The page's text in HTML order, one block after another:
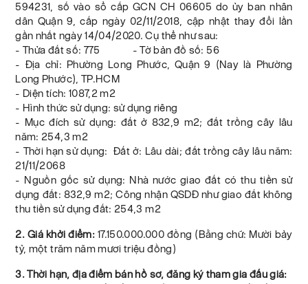
594231, số vào sổ cấp GCN CH 06605 do ủy ban nhân
dân Quận 9, cấp ngày 02/11/2018, cập nhật thay đổi lần
gần nhất ngày 14/04/2020. Cụ thể như sau:
- Thửa đất số: 775 - Tờ bản đồ số: 56
- Địa chỉ: Phường Long Phước, Quận 9 (Nay là Phường
Long Phước), TP.HCM
- Diện tích: 1087,2 m2
- Hình thức sử dụng: sử dụng riêng
- Mục đích sử dụng: đất ở 832,9 m2; đất trồng cây lâu
năm: 254,3 m2
- Thời hạn sử dụng: Đất ở: Lâu dài; đất trồng cây lâu năm:
21/11/2068
- Nguồn gốc sử dụng: Nhà nước giao đất có thu tiền sử
dụng đất: 832,9 m2; Công nhận QSDĐ như giao đất không
thu tiền sử dụng đất: 254,3 m2
2. Giá khởi điểm: 17.150.000.000 đồng (Bằng chữ: Mười bảy
tỷ, một trăm năm mươi triệu đồng)
3. Thời hạn, địa điểm bán hồ sơ, đăng ký tham gia đấu giá: